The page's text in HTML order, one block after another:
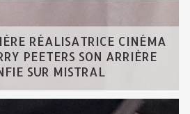
RÉALISATRICE CINÉMA
PEETERS SON ARRIÈRE
SUR MISTRAL